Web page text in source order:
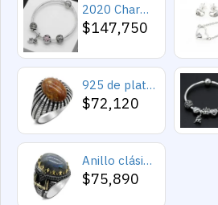
2020 Charms y cuentas de corazón, pulseras románticas de Cupido de circón rosa, joyería DIY, corazones en toda la prenda
$147,750
925 de plata esterlina Simple personalidad Natural de ágata loco de piedra de los hombres y las mujeres anillos de tendencia Retro turco de los hombres anillos de boda
$72,120
Anillo clásico de plata 925 para hombre con castillo de labradorita Natural, anillo de compromiso Retro Punk auspicioso de Turquía Constantinople
$75,890